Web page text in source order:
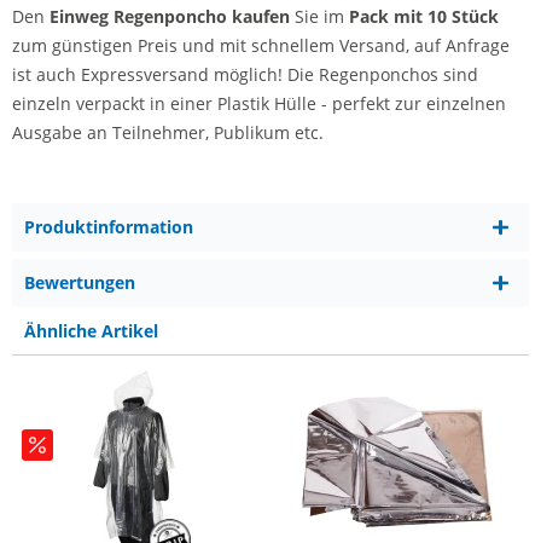
Den Einweg Regenponcho kaufen Sie im Pack mit 10 Stück
zum günstigen Preis und mit schnellem Versand, auf Anfrage
ist auch Expressversand möglich! Die Regenponchos sind
einzeln verpackt in einer Plastik Hülle - perfekt zur einzelnen
Ausgabe an Teilnehmer, Publikum etc.
Produktinformation
Bewertungen
Ähnliche Artikel